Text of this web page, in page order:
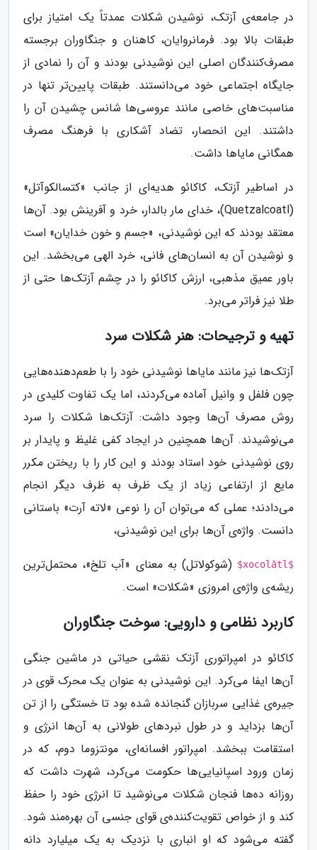
در جامعه‌ی آزتک، نوشیدن شکلات عمدتاً یک امتیاز برای
طبقات بالا بود. فرمانروایان، کاهنان و جنگاوران برجسته
مصرف‌کنندگان اصلی این نوشیدنی بودند و آن را نمادی از
جایگاه اجتماعی خود می‌دانستند. طبقات پایین‌تر تنها در
مناسبت‌های خاصی مانند عروسی‌ها شانس چشیدن آن را
داشتند. این انحصار، تضاد آشکاری با فرهنگ مصرف
همگانی مایاها داشت.
در اساطیر آزتک، کاکائو هدیه‌ای از جانب «کتسالکوآتل»
(Quetzalcoatl)، خدای مار بالدار، خرد و آفرینش بود. آن‌ها
معتقد بودند که این نوشیدنی، «جسم و خون خدایان» است
و نوشیدن آن به انسان‌های فانی، خرد الهی می‌بخشد. این
باور عمیق مذهبی، ارزش کاکائو را در چشم آزتک‌ها حتی از
طلا نیز فراتر می‌برد.
تهیه و ترجیحات: هنر شکلات سرد
آزتک‌ها نیز مانند مایاها نوشیدنی خود را با طعم‌دهنده‌هایی
چون فلفل و وانیل آماده می‌کردند، اما یک تفاوت کلیدی در
روش مصرف آن‌ها وجود داشت: آزتک‌ها شکلات را سرد
می‌نوشیدند. آن‌ها همچنین در ایجاد کفی غلیظ و پایدار بر
روی نوشیدنی خود استاد بودند و این کار را با ریختن مکرر
مایع از ارتفاعی زیاد از یک ظرف به ظرف دیگر انجام
می‌دادند؛ عملی که می‌توان آن را نوعی «لاته آرت» باستانی
دانست. واژه‌ی آن‌ها برای این نوشیدنی،
$xocolātl$
(شوکولاتل) به معنای «آب تلخ»، محتمل‌ترین
ریشه‌ی واژه‌ی امروزی «شکلات» است.
کاربرد نظامی و دارویی: سوخت جنگاوران
کاکائو در امپراتوری آزتک نقشی حیاتی در ماشین جنگی
آن‌ها ایفا می‌کرد. این نوشیدنی به عنوان یک محرک قوی در
جیره‌ی غذایی سربازان گنجانده شده بود تا خستگی را از تن
آن‌ها بزداید و در طول نبردهای طولانی به آن‌ها انرژی و
استقامت ببخشد. امپراتور افسانه‌ای، مونتزوما دوم، که در
زمان ورود اسپانیایی‌ها حکومت می‌کرد، شهرت داشت که
روزانه ده‌ها فنجان شکلات می‌نوشید تا انرژی خود را حفظ
کند و از خواص تقویت‌کننده‌ی قوای جنسی آن بهره‌مند شود.
گفته می‌شود که او انباری با نزدیک به یک میلیارد دانه